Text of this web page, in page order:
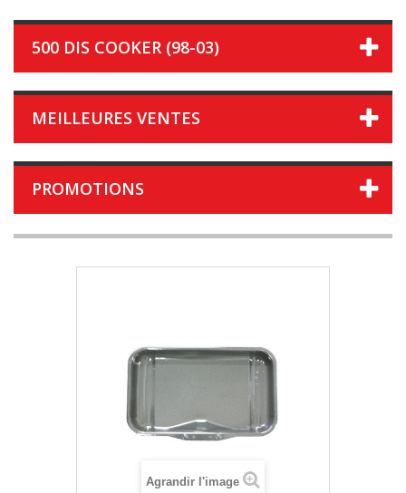
500 DIS COOKER (98-03)
MEILLEURES VENTES
PROMOTIONS
Agrandir l'image